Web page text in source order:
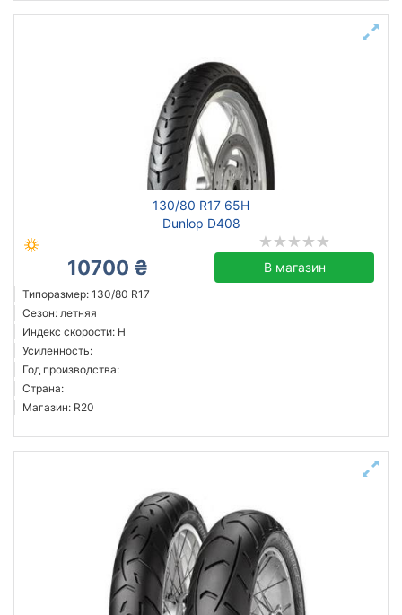
130/80 R17 65H
Dunlop D408
10700 ₴ В магазин
Типоразмер: 130/80 R17
Сезон: летняя
Индекс скорости: H
Усиленность:
Год производства:
Страна:
Магазин: R20